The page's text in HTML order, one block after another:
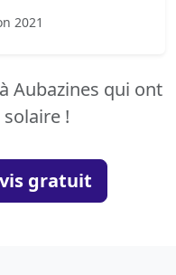
2021
Aubazines qui ont
!
gratuit